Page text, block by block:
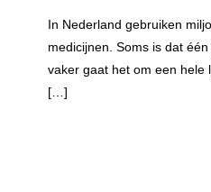
In Nederland gebruiken
medicijnen. Soms is dat
vaker gaat het om een
[…]